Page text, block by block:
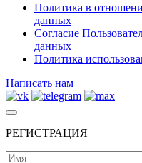
Политика в
данных
Согласие
данных
Политика
Написать нам
РЕГИСТРАЦИЯ